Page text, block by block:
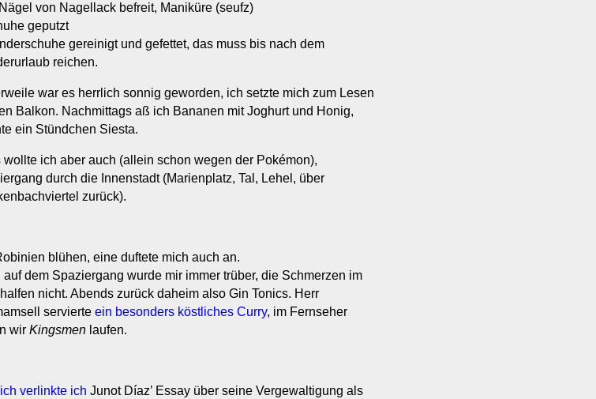
von Nagellack befreit, Maniküre (seufz)
geputzt
gereinigt und gefettet, das muss bis nach dem
reichen.
war es herrlich sonnig geworden, ich setzte mich zum Lesen
Balkon. Nachmittags aß ich Bananen mit Joghurt und Honig,
ein Stündchen Siesta.
wollte ich aber auch (allein schon wegen der Pokémon),
durch die Innenstadt (Marienplatz, Tal, Lehel, über
zurück).
blühen, eine duftete mich auch an.
auf dem Spaziergang wurde mir immer trüber, die Schmerzen im
nicht. Abends zurück daheim also Gin Tonics. Herr
servierte ein besonders köstliches Curry, im Fernseher
wir Kingsmen laufen.
verlinkte ich Junot Díaz’ Essay über seine Vergewaltigung als